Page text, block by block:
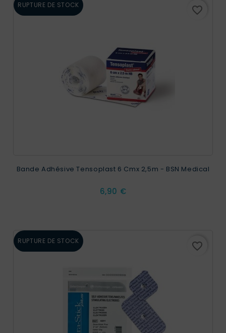
RUPTURE DE STOCK favorite_border
Bande Adhésive Tensoplast 6 Cmx 2,5m - BSN Medical
Prix
6,90 €
RUPTURE DE STOCK favorite_border